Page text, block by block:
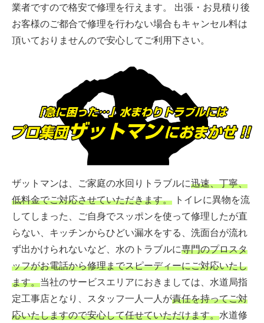
業者ですので格安で修理を行えます。 出張・お見積り後
お客様のご都合で修理を行わない場合もキャンセル料は
頂いておりませんので安心してご利用下さい。
ザットマンは、ご家庭の水回りトラブルに迅速、丁寧、
低料金でご対応させていただきます。 トイレに異物を流
してしまった、ご自身でスッポンを使って修理したが直
らない、キッチンからひどい漏水をする、洗面台が流れ
ず出かけられないなど、水のトラブルに専門のプロスタ
ッフがお電話から修理までスピーディーにご対応いたし
ます。当社のサービスエリアにおきましては、水道局指
定工事店となり、スタッフ一人一人が責任を持ってご対
応いたしますので安心して任せていただけます。水道修